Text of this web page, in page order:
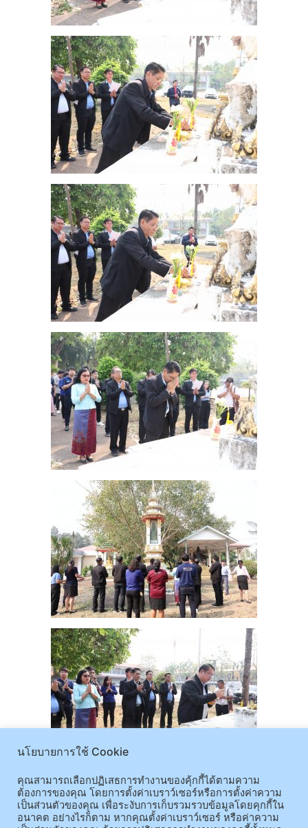
นโยบายการใช้ Cookie
คุณสามารถเลือกปฏิเสธการทำงานของคุ้กกี้ได้ตามความ
ต้องการของคุณ โดยการตั้งค่าเบราว์เซอร์หรือการตั้งค่าความ
เป็นส่วนตัวของคุณ เพื่อระงับการเก็บรวมรวบข้อมูลโดยคุกกี้ใน
อนาคต อย่างไรก็ตาม หากคุณตั้งค่าเบราว์เซอร์ หรือค่าความ